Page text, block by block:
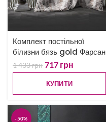
Комплект постільної
білизни бязь gold Фарсан
1 433грн 717 грн
КУПИТИ
-50%